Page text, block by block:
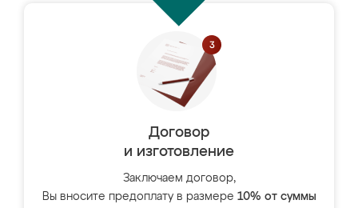
Договор
и изготовление
Заключаем договор,
Вы вносите предоплату в размере 10% от суммы